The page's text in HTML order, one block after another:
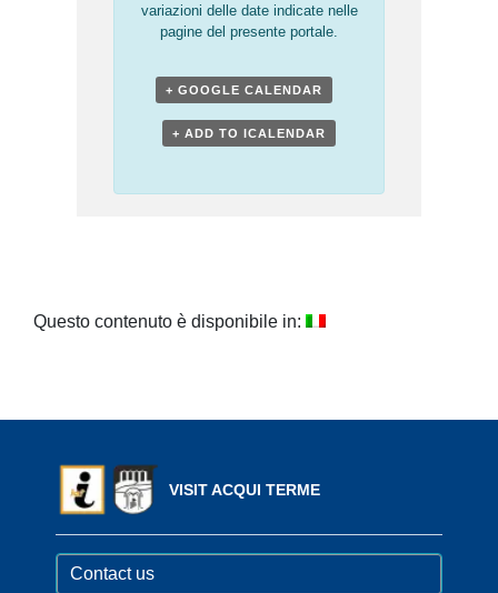
variazioni delle date indicate nelle
pagine del presente portale.
+ GOOGLE CALENDAR
+ ADD TO ICALENDAR
Questo contenuto è disponibile in:
VISIT ACQUI TERME
Contact us